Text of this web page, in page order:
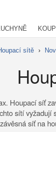
sítě ›
Houpací síť
sítí
síť na